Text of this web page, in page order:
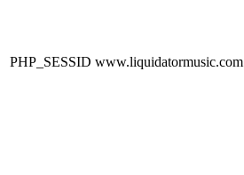
PHP_SESSID www.liquidatormusic.com